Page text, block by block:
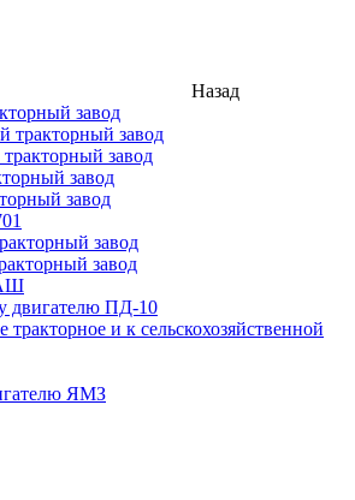
Назад
завод
тракторный завод
завод
завод
завод
завод
завод
двигателю ПД-10
тракторное и к сельскохозяйственной
ЯМЗ